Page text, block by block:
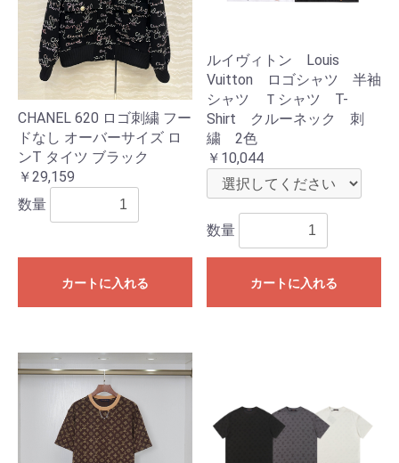
CHANEL 620 ロゴ刺繍 フー
ドなし オーバーサイズ ロ
ンT タイツ ブラック
￥29,159
数量
カートに入れる
ルイヴィトン Louis
Vuitton ロゴシャツ 半袖
シャツ Ｔシャツ T-
Shirt クルーネック 刺
繍 2色
￥10,044
数量
カートに入れる